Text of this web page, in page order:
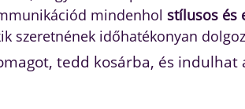
mindenhol stílusos és
szeretnének időhatékonyan
tedd kosárba, és indulhat